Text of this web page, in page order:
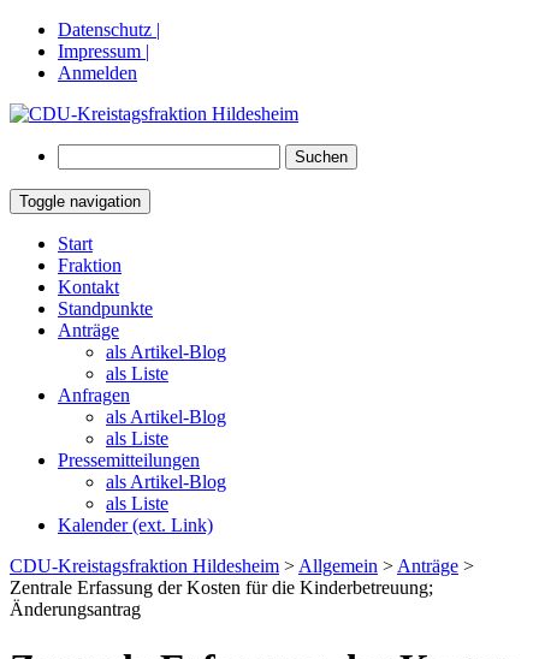
Datenschutz |
Impressum |
Anmelden
nach:
Toggle navigation
Springe
zum
Inhalt
Start
Fraktion
Kontakt
Standpunkte
Anträge
als Artikel-Blog
als Liste
Anfragen
als Artikel-Blog
als Liste
Pressemitteilungen
als Artikel-Blog
als Liste
Kalender (ext. Link)
CDU-Kreistagsfraktion Hildesheim > Allgemein > Anträge >
Zentrale Erfassung der Kosten für die Kinderbetreuung;
Änderungsantrag